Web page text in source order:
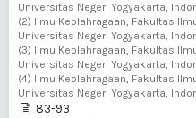
Universitas Negeri Yogyakarta,
(2) Ilmu Keolahragaan, Fakultas
Universitas Negeri Yogyakarta,
(3) Ilmu Keolahragaan, Fakultas
Universitas Negeri Yogyakarta,
(4) Ilmu Keolahragaan, Fakultas
Universitas Negeri Yogyakarta,
83-93